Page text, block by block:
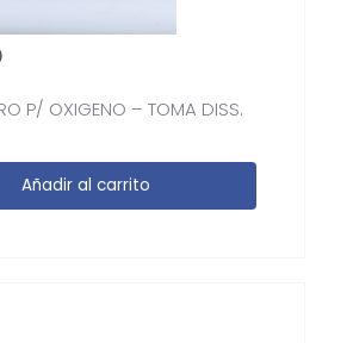
P/ OXIGENO – TOMA DISS.
Añadir al carrito